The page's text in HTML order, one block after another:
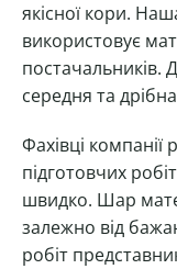
якісної кори.
використовує
постачальників.
середня та
Фахівці компанії
підготовчих
швидко. Шар
залежно від
робіт